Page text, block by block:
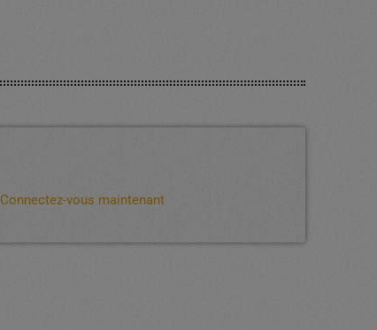
Connectez-vous maintenant